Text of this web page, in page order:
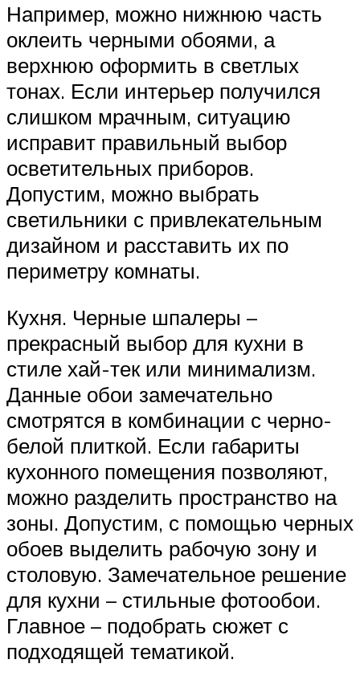
Например, можно нижнюю часть
оклеить черными обоями, а
верхнюю оформить в светлых
тонах. Если интерьер получился
слишком мрачным, ситуацию
исправит правильный выбор
осветительных приборов.
Допустим, можно выбрать
светильники с привлекательным
дизайном и расставить их по
периметру комнаты.
Кухня. Черные шпалеры –
прекрасный выбор для кухни в
стиле хай-тек или минимализм.
Данные обои замечательно
смотрятся в комбинации с черно-
белой плиткой. Если габариты
кухонного помещения позволяют,
можно разделить пространство на
зоны. Допустим, с помощью черных
обоев выделить рабочую зону и
столовую. Замечательное решение
для кухни – стильные фотообои.
Главное – подобрать сюжет с
подходящей тематикой.